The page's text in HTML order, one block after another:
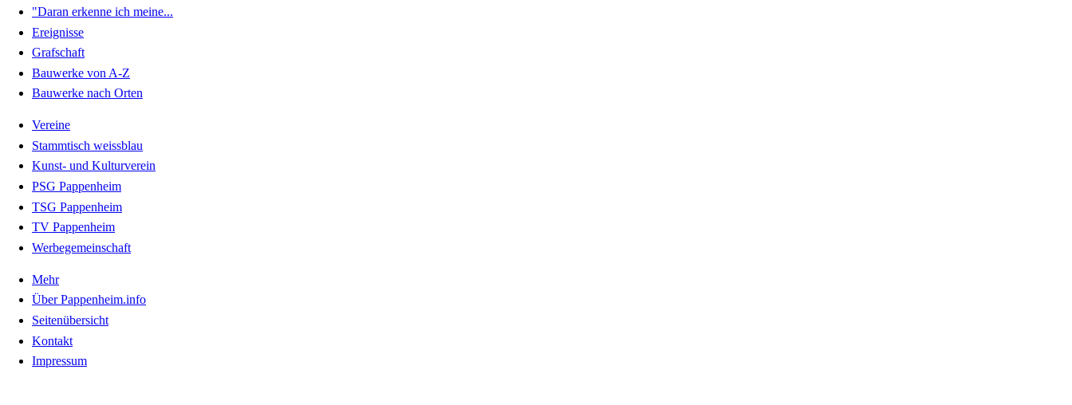
"Daran erkenne ich meine...
Ereignisse
Grafschaft
Bauwerke von A-Z
Bauwerke nach Orten
Vereine
Stammtisch weissblau
Kunst- und Kulturverein
PSG Pappenheim
TSG Pappenheim
TV Pappenheim
Werbegemeinschaft
Mehr
Über Pappenheim.info
Seitenübersicht
Kontakt
Impressum